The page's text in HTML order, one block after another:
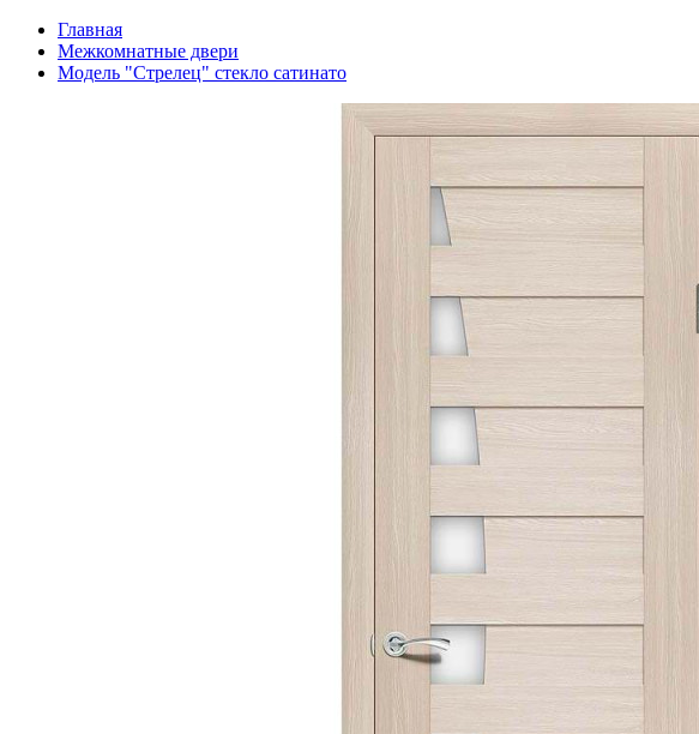
Главная
Межкомнатные двери
Модель "Стрелец" стекло сатинато